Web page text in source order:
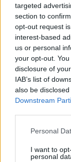
targeted
section to
opt-out request
interest-based
us or personal
your opt-out.
disclosure of
IAB’s list of
also be
Downstream
Personal
I want to
personal
να
τα "κακά
φταίει.
Κάθε φορά
οτι θα
καλός,